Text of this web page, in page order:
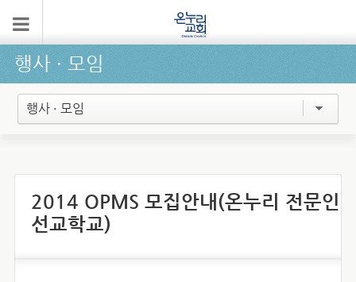
행사 ∙ 모임
행사 · 모임
2014 OPMS 모집안내(온누리 전문인
선교학교)